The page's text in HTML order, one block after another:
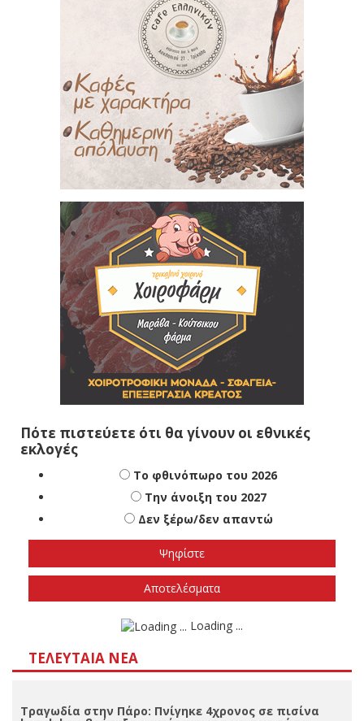
Πότε πιστεύετε ότι θα γίνουν οι εθνικές
εκλογές
Το φθινόπωρο του 2026
Την άνοιξη του 2027
Δεν ξέρω/δεν απαντώ